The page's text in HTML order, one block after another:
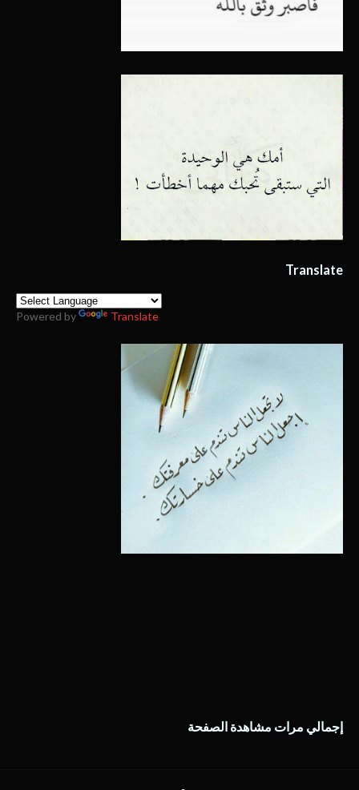
Translate
Powered by Translate
إجمالي مرات مشاهدة الصفحة